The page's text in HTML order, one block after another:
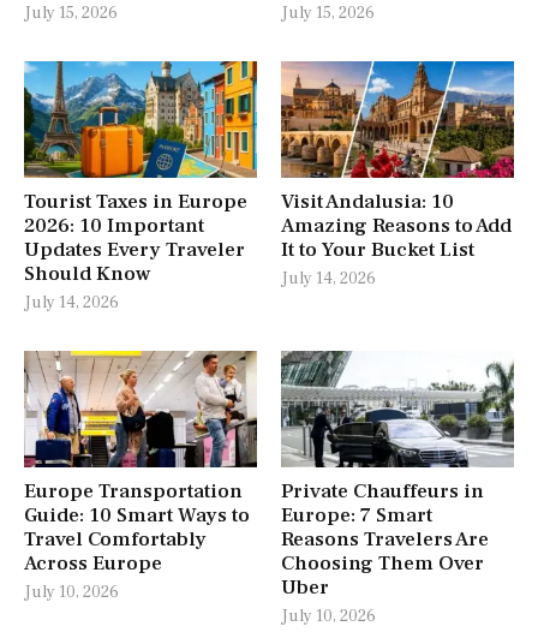
July 15, 2026 July 15, 2026
Tourist Taxes in Europe
2026: 10 Important
Updates Every Traveler
Should Know
July 14, 2026
Visit Andalusia: 10
Amazing Reasons to Add
It to Your Bucket List
July 14, 2026
Europe Transportation
Guide: 10 Smart Ways to
Travel Comfortably
Across Europe
July 10, 2026
Private Chauffeurs in
Europe: 7 Smart
Reasons Travelers Are
Choosing Them Over
Uber
July 10, 2026